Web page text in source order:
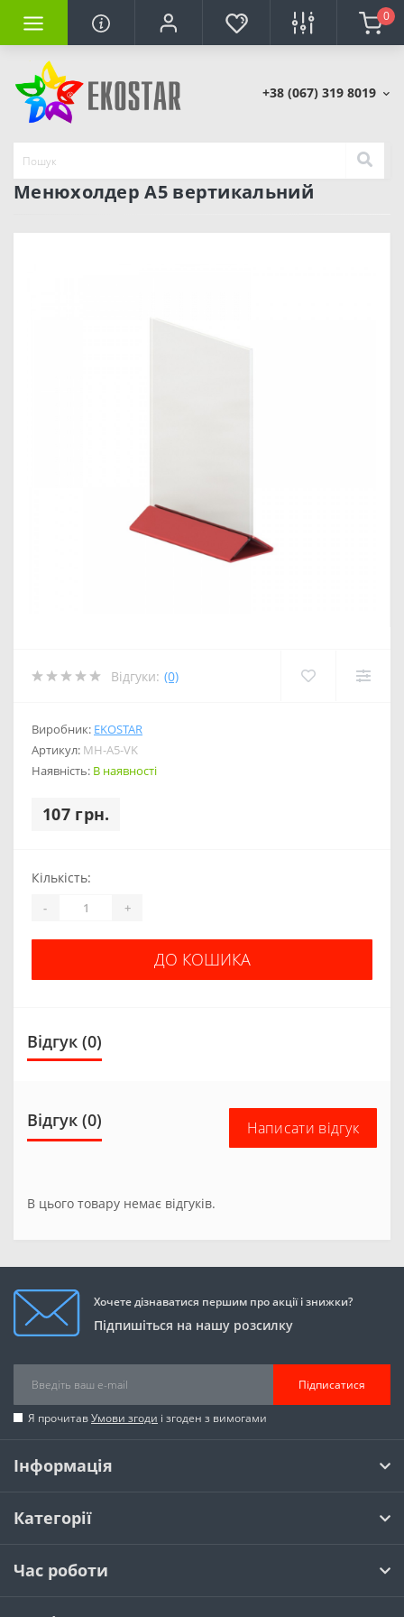
0
+38 (067) 319 8019
Менюхолдер А5 вертикальний
Відгуки: (0)
Виробник: EKOSTAR
Артикул: MH-A5-VK
Наявність: В наявності
107 грн.
Кількість:
- +
ДО КОШИКА
Відгук (0)
Відгук (0) Написати відгук
В цього товару немає відгуків.
Хочете дізнаватися першим про акції і знижки?
Підпишіться на нашу розсилку
Підписатися
Я прочитавУмови згоди і згоден з вимогами
Інформація
Категорії
Час роботи